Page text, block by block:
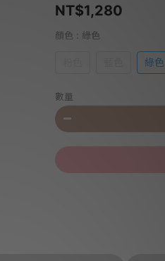
NT$1,280
顏色 : 綠色
綠色
數量